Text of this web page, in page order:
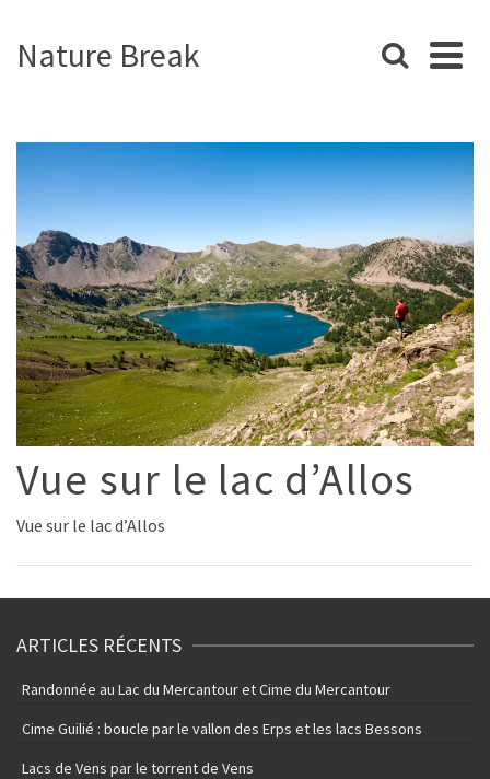
Nature Break
Vue sur le lac d’Allos
Vue sur le lac d’Allos
ARTICLES RÉCENTS
Randonnée au Lac du Mercantour et Cime du Mercantour
Cime Guilié : boucle par le vallon des Erps et les lacs Bessons
Lacs de Vens par le torrent de Vens